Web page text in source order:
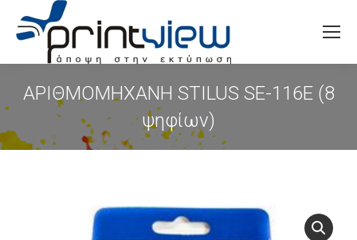
Search:
ΑΡΙΘΜΟΜΗΧΑΝΗ STILUS SE-116E (8
ψηφίων)
You are here: